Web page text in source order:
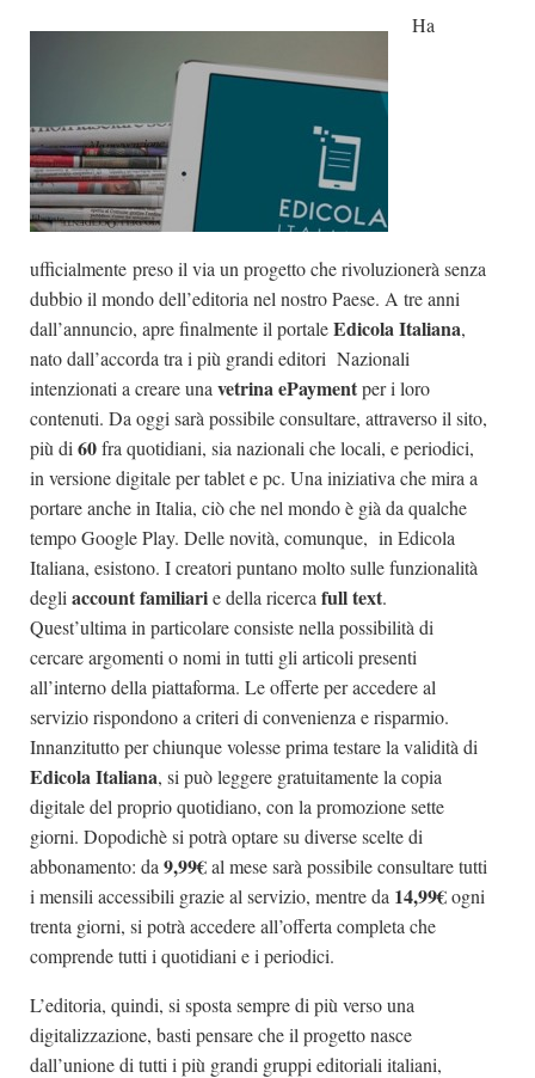
Dicono di Noi
Rassegna Stampa
Autori
Generi
Case editrici
Partnership
Giallo Stresa
Premio Chiara
Tabù Festival 2014
A Tutto Volume
Salone di Torino
Marketing
Ha
ufficialmente preso il via un progetto che rivoluzionerà senza
dubbio il mondo dell’editoria nel nostro Paese. A tre anni
dall’annuncio, apre finalmente il portaleEdicola Italiana,
nato dall’accorda tra i più grandi editori Nazionali
intenzionati a creare una vetrinaePaymentper i loro
contenuti. Da oggi sarà possibile consultare, attraverso il sito,
più di 60fra quotidiani, sia nazionali che locali, e periodici,
in versione digitale per tablet e pc. Una iniziativa che mira a
portare anche in Italia, ciò che nel mondo è già da qualche
tempo Google Play. Delle novità, comunque, in Edicola
Italiana, esistono. I creatori puntano molto sulle funzionalità
degli accountfamiliarie della ricerca fulltext.
Quest’ultima in particolare consiste nella possibilità di
cercare argomenti o nomi in tutti gli articoli presenti
all’interno della piattaforma. Le offerte per accedere al
servizio rispondono a criteri di convenienza e risparmio.
Innanzitutto per chiunque volesse prima testare la validità di
Edicola Italiana, si può leggere gratuitamente la copia
digitale del proprio quotidiano, con la promozione sette
giorni. Dopodichè si potrà optare su diverse scelte di
abbonamento: da 9,99€al mese sarà possibile consultare tutti
i mensili accessibili grazie al servizio, mentre da 14,99€ogni
trenta giorni, si potrà accedere all’offerta completa che
comprende tutti i quotidiani e i periodici.
L’editoria, quindi, si sposta sempre di più verso una
digitalizzazione, basti pensare che il progetto nasce
dall’unione di tutti i più grandi gruppi editoriali italiani,